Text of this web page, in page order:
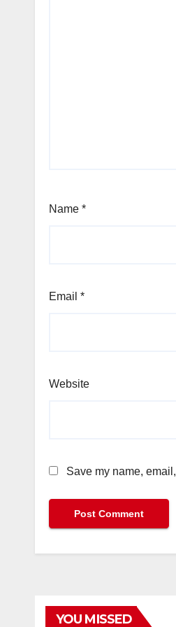
Name *
Email *
Website
Save my name,
YOU MISSED